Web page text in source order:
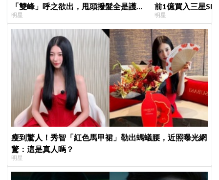
「雙峰」呼之欲出，甩頭撥髮全是護胸
小動作！網：造型師出來謝罪
明星
前1億買入三星SK
倍」，最近變現
明星
瘦到驚人！秀智「紅色馬甲裙」勒出螞蟻腰，近照曝光網
驚：這是真人嗎？
明星